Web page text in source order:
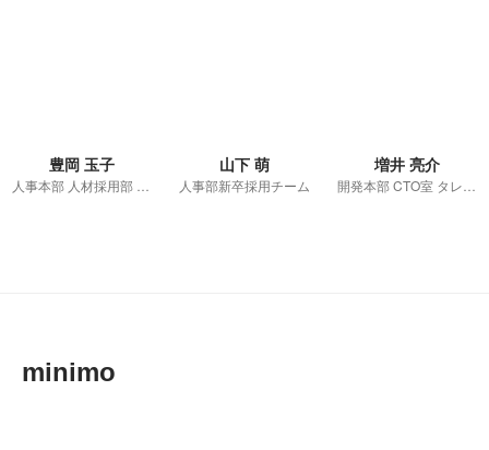
豊岡 玉子 山下 萌
人事部新卒採用チーム
増井 亮介
minimo